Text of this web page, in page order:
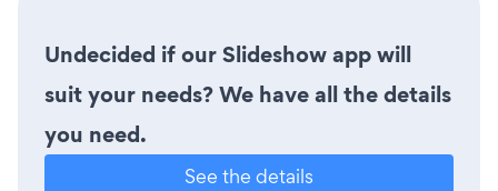
Undecided if our Slideshow app will
suit your needs? We have all the details
you need.
See the details